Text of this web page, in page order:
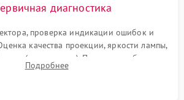
диагностика
проверка индикации ошибок и
качества проекции, яркости лампы,
(точки, пятна). Проверка работы
по уровню шума вентиляторов.
Подробнее